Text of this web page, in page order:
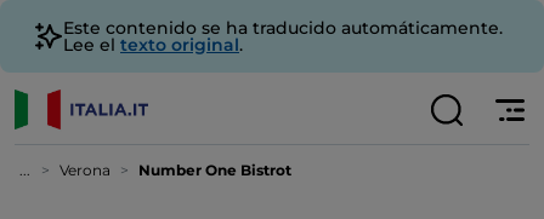
Este contenido se ha traducido automáticamente.
Lee el texto original.
... Verona Number One Bistrot